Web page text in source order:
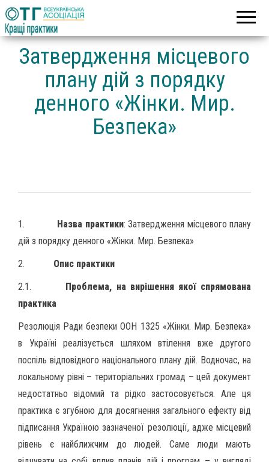
громад
Затвердження місцевого
плану дій з порядку
денного «Жінки. Мир.
Безпека»
1. Назва практики: Затвердження місцевого плану
дій з порядку денного «Жінки. Мир. Безпека»
2.
Опис практики
2.1.
Проблема, на вирішення якої спрямована
практика
Резолюція Ради безпеки ООН 1325 «Жінки. Мир. Безпека»
в Україні реалізується шляхом втілення вже другого
поспіль відповідного національного плану дій. Водночас, на
локальному рівні – територіальних громад – цей документ
недостатньо відомий та рідко застосовується. Але ця
практика є згубною для досягнення загального ефекту від
підписання Україною зазначеної резолюції, адже місцевий
рівень є найближчим до людей. Саме люди мають